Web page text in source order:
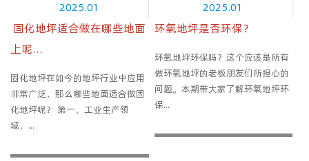
2025.01
​ 固化地坪适合做在哪些地面
上呢...
固化地坪在如今的地坪行业中应用
非常广泛，那么哪些地面适合做固
化地坪呢？ 第一，工业生产领
域，...
2025.01
环氧地坪是否环保？
环氧地坪环保吗？这个应该是所有
做环氧地坪的老板朋友们所担心的
问题。本期带大家了解环氧地坪环
保...